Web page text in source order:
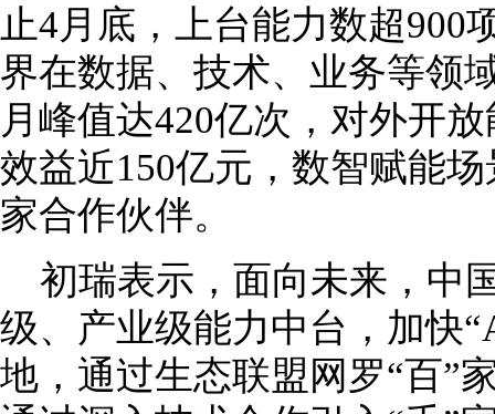
止4月底，上台能力数超900
界在数据、技术、业务等领
月峰值达420亿次，对外开
效益近150亿元，数智赋能
家合作伙伴。
初瑞表示，面向未来，中
级、产业级能力中台，加快
地，通过生态联盟网罗“百”